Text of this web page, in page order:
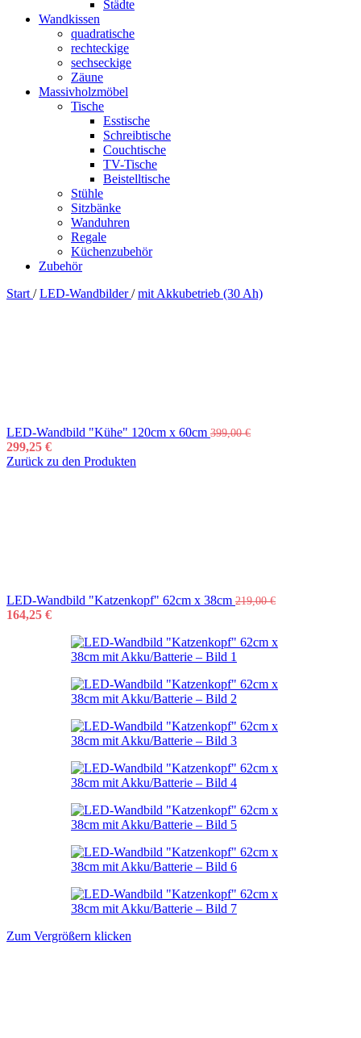
Städte
Wandkissen
quadratische
rechteckige
sechseckige
Zäune
Massivholzmöbel
Tische
Esstische
Schreibtische
Couchtische
TV-Tische
Beistelltische
Stühle
Sitzbänke
Wanduhren
Regale
Küchenzubehör
Zubehör
Start / LED-Wandbilder/ mit Akkubetrieb (30 Ah)
LED-Wandbild "Kühe" 120cm x 60cm 399,00€
299,25 €
Zurück zu den Produkten
LED-Wandbild "Katzenkopf" 62cm x 38cm 219,00€
164,25 €
Zum Vergrößern klicken